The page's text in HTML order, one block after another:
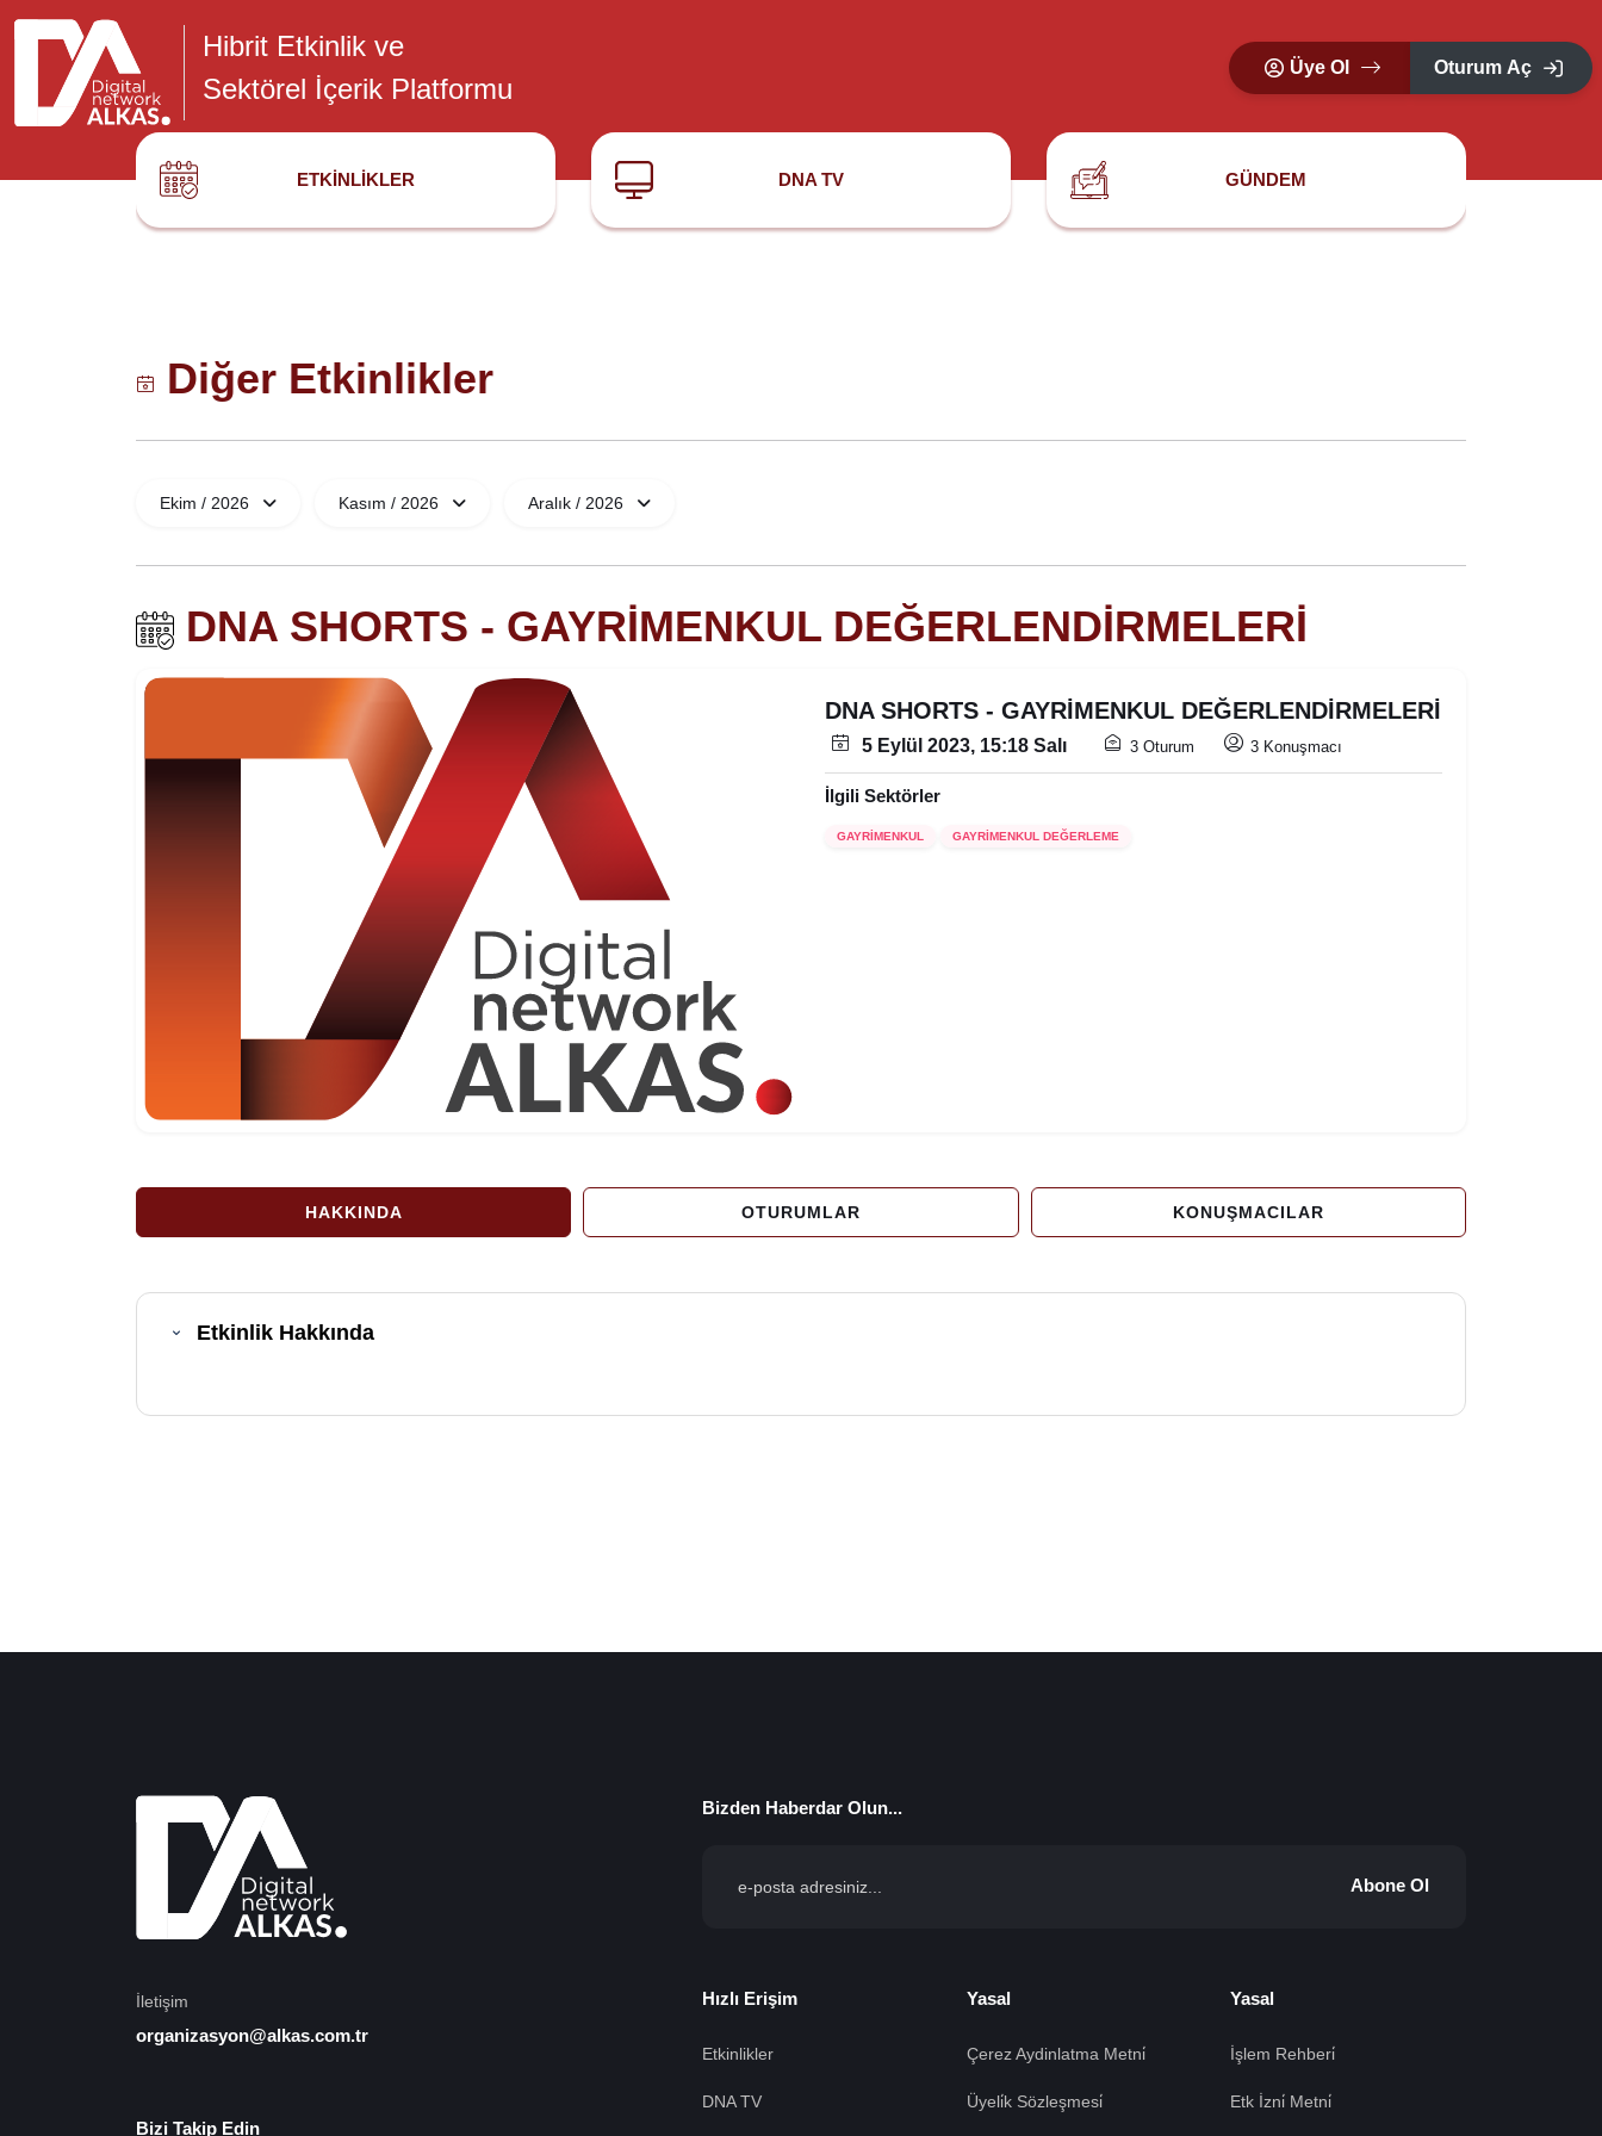
Hibrit Etkinlik ve
Sektörel İçerik Platformu
Üye Ol Oturum Aç
ETKINLIKLER DNA TV GÜNDEM
Diğer Etkinlikler
Ekim / 2026 Kasım / 2026 Aralık / 2026
DNA SHORTS - GAYRİMENKUL DEĞERLENDİRMELERİ
DNA SHORTS - GAYRİMENKUL DEĞERLENDİRMELERİ
5 Eylül 2023, 15:18 Salı 3 Oturum 3 Konuşmacı
İlgili Sektörler
GAYRİMENKUL GAYRİMENKUL DEĞERLEME
HAKKINDA OTURUMLAR KONUŞMACILAR
Etkinlik Hakkında
İletişim
organizasyon@alkas.com.tr
Bizi Takip Edin
Bizden Haberdar Olun...
Abone Ol
Hızlı Erişim
Etkinlikler
DNA TV
Yasal
Çerez Aydinlatma Metni̇
Üyeli̇k Sözleşmesi̇
Yasal
İşlem Rehberi̇
Etk İzni̇ Metni̇